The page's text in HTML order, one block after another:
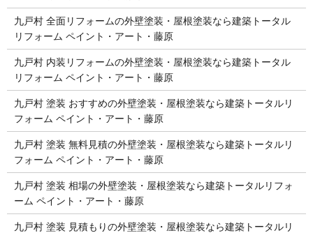
九戸村 全面リフォームの外壁塗装・屋根塗装なら建築トータル
リフォーム ペイント・アート・藤原
九戸村 内装リフォームの外壁塗装・屋根塗装なら建築トータル
リフォーム ペイント・アート・藤原
九戸村 塗装 おすすめの外壁塗装・屋根塗装なら建築トータルリ
フォーム ペイント・アート・藤原
九戸村 塗装 無料見積の外壁塗装・屋根塗装なら建築トータルリ
フォーム ペイント・アート・藤原
九戸村 塗装 相場の外壁塗装・屋根塗装なら建築トータルリフォ
ーム ペイント・アート・藤原
九戸村 塗装 見積もりの外壁塗装・屋根塗装なら建築トータルリ